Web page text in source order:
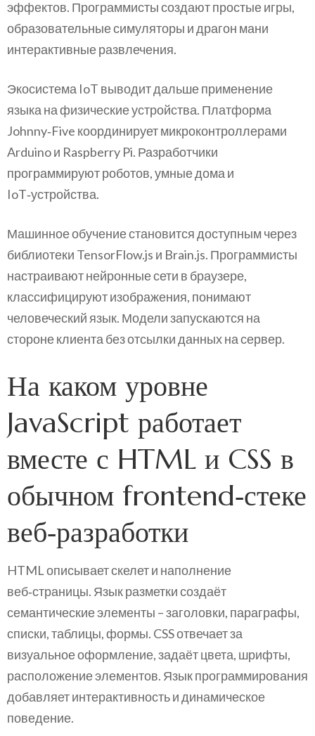
эффектов. Программисты создают простые игры,
образовательные симуляторы и драгон мани
интерактивные развлечения.
Экосистема IoT выводит дальше применение
языка на физические устройства. Платформа
Johnny‑Five координирует микроконтроллерами
Arduino и Raspberry Pi. Разработчики
программируют роботов, умные дома и
IoT‑устройства.
Машинное обучение становится доступным через
библиотеки TensorFlow.js и Brain.js. Программисты
настраивают нейронные сети в браузере,
классифицируют изображения, понимают
человеческий язык. Модели запускаются на
стороне клиента без отсылки данных на сервер.
На каком уровне
JavaScript работает
вместе с HTML и CSS в
обычном frontend‑стеке
веб‑разработки
HTML описывает скелет и наполнение
веб‑страницы. Язык разметки создаёт
семантические элементы – заголовки, параграфы,
списки, таблицы, формы. CSS отвечает за
визуальное оформление, задаёт цвета, шрифты,
расположение элементов. Язык программирования
добавляет интерактивность и динамическое
поведение.